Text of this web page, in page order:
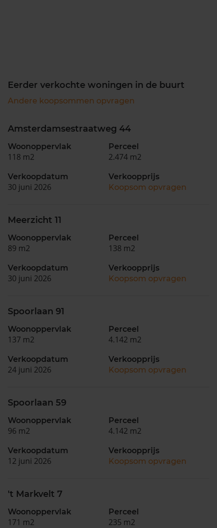
Eerder verkochte woningen in de buurt
Andere koopsommen opvragen
Amsterdamsestraatweg 44
Woonoppervlak
118 m2
Perceel
2.474 m2
Verkoopdatum
30 juni 2026
Verkoopprijs
Koopsom opvragen
Meerzicht 11
Woonoppervlak
89 m2
Perceel
138 m2
Verkoopdatum
30 juni 2026
Verkoopprijs
Koopsom opvragen
Spoorlaan 91
Woonoppervlak
137 m2
Perceel
4.142 m2
Verkoopdatum
24 juni 2026
Verkoopprijs
Koopsom opvragen
Spoorlaan 59
Woonoppervlak
96 m2
Perceel
4.142 m2
Verkoopdatum
12 juni 2026
Verkoopprijs
Koopsom opvragen
't Markvelt 7
Woonoppervlak
171 m2
Perceel
235 m2